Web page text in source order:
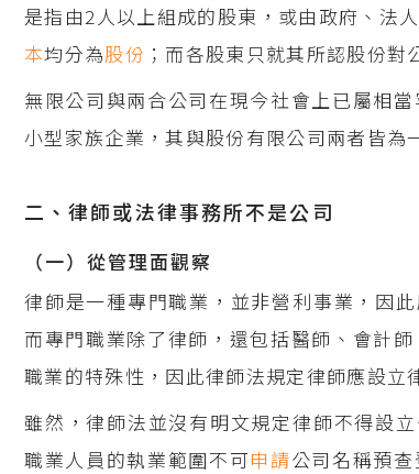
是指由2人以上組成的股東，或由政府、法
本均分為股份 ；而各股東只就其所認股份對
無限公司與兩合公司在現今社會上已屬相
小型家族企業，其與股份有限公司兩者皆為
二、律師或法律事務所不是公司
（一）從管理面觀察
律師是一種專門職業，並非營利事業，因
而專門職業除了律師，還包括醫師、會計
職業的特殊性，因此律師法規定律師應設立
雖然，律師法並沒有明文規定律師不得設
職業人員的執業範圍不可申請公司名稱預